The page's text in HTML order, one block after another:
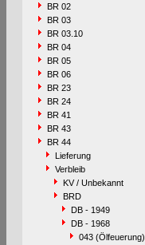
BR 02
BR 03
BR 03.10
BR 04
BR 05
BR 06
BR 23
BR 24
BR 41
BR 43
BR 44
Lieferung
Verbleib
KV / Unbekannt
BRD
DB - 1949
DB - 1968
043 (Ölfeuerung)